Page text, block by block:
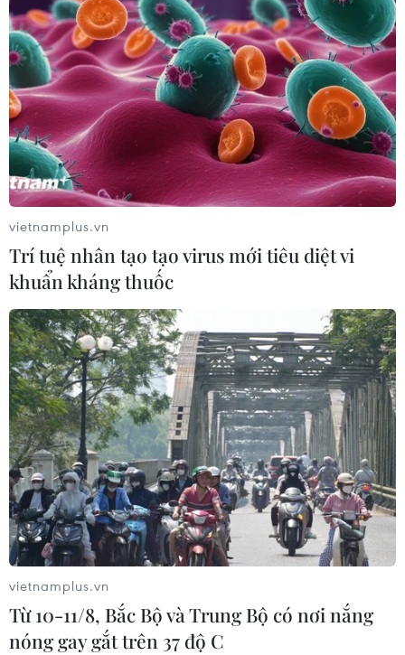
vietnamplus.vn
Trí tuệ nhân tạo tạo virus mới tiêu diệt vi
khuẩn kháng thuốc
vietnamplus.vn
Từ 10-11/8, Bắc Bộ và Trung Bộ có nơi nắng
nóng gay gắt trên 37 độ C